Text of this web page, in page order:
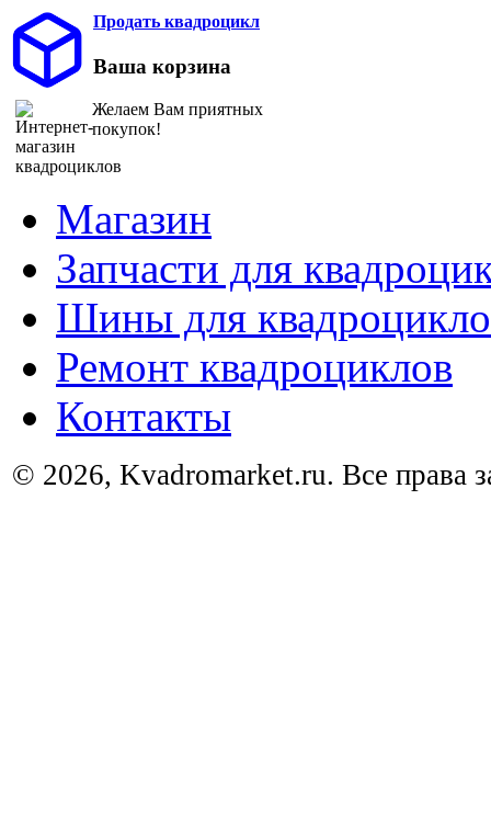
Продать квадроцикл
Ваша корзина
Желаем Вам приятных
покупок!
Магазин
Запчасти для
Шины для
Ремонт квадроциклов
Контакты
© 2026, Kvadromarket.ru. Все права